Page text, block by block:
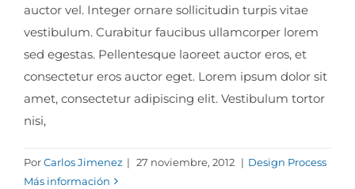
auctor vel. Integer ornare sollicitudin turpis vitae
vestibulum. Curabitur faucibus ullamcorper lorem
sed egestas. Pellentesque laoreet auctor eros, et
consectetur eros auctor eget. Lorem ipsum dolor sit
amet, consectetur adipiscing elit. Vestibulum tortor
nisi,
PorCarlos Jimenez | 27 noviembre, 2012 | Design Process
Más información